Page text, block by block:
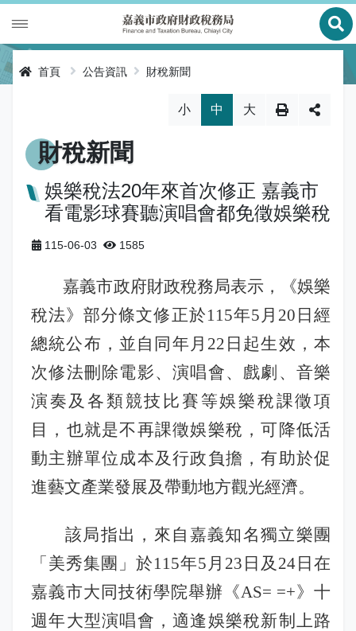
展
財金及菸酒管理
房屋稅
土地增值稅
契稅
印花稅
娛樂稅
退稅專區
線上申辦
申辦進度查詢及補件
線上查詢與試算
預約服務
書表下載
e觸即發跨域稅務通
便民服務
節稅健檢
客服諮詢
交流園地
繳納證明
智能櫃員機
公告資訊
財稅新聞
活動訊息
政府資訊公開專區
徵才快訊
最新債務訊息
宣導專區
發票專區
嘉義市政府資料開放平台
專區服務
全功能櫃臺服務專區
不動產移轉專區
納稅者權利保護專區
檔案應用園地
個人資料保護專區
常見問答
廉政園地
關於我們
首長簡介
副局長簡介
組織職掌
聯絡資訊
交通資訊
辦公室平面圖
網站導覽
English
首長信箱
常見問答
首頁 公告資訊 財稅新聞
小 中 大
財稅新聞
娛樂稅法20年來首次修正 嘉義市
看電影球賽聽演唱會都免徵娛樂稅
115-06-03 1585
嘉義市政府財政稅務局表示，《娛樂
稅法》部分條文修正於115年5月20日經
總統公布，並自同年月22日起生效，本
次修法刪除電影、演唱會、戲劇、音樂
演奏及各類競技比賽等娛樂稅課徵項
目，也就是不再課徵娛樂稅，可降低活
動主辦單位成本及行政負擔，有助於促
進藝文產業發展及帶動地方觀光經濟。
該局指出，來自嘉義知名獨立樂團
「美秀集團」於115年5月23日及24日在
嘉義市大同技術學院舉辦《AS= =+》十
週年大型演唱會，適逢娛樂稅新制上路